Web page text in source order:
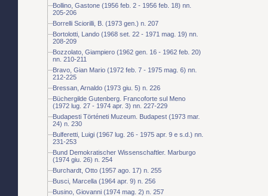
Bollino, Gastone (1956 feb. 2 - 1956 feb. 18) nn.
205-206
Borrelli Sciorilli, B. (1973 gen.) n. 207
Bortolotti, Lando (1968 set. 22 - 1971 mag. 19) nn.
208-209
Bozzolato, Giampiero (1962 gen. 16 - 1962 feb. 20)
nn. 210-211
Bravo, Gian Mario (1972 feb. 7 - 1975 mag. 6) nn.
212-225
Bressan, Arnaldo (1973 giu. 5) n. 226
Büchergilde Gutenberg. Francoforte sul Meno
(1972 lug. 27 - 1974 apr. 3) nn. 227-229
Budapesti Történeti Muzeum. Budapest (1973 mar.
24) n. 230
Bulferetti, Luigi (1967 lug. 26 - 1975 apr. 9 e s.d.) nn.
231-253
Bund Demokratischer Wissenschaftler. Marburgo
(1974 giu. 26) n. 254
Burchardt, Otto (1957 ago. 17) n. 255
Busci, Marcella (1964 apr. 9) n. 256
Busino, Giovanni (1974 mag. 2) n. 257